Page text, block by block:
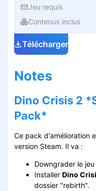
Jeu requis
Contenus inclus
Télécharger
Notes
Dino Crisis 2
Pack*
Ce pack d'amélioration
version Steam. Il va :
Downgrader le
Installer Dino
dossier "rebirth".